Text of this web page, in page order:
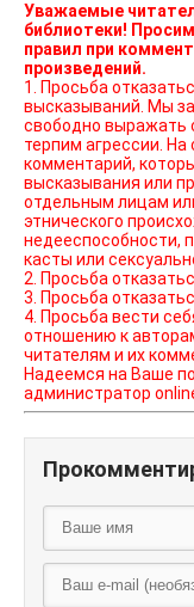
Уважаемые
библиотеки!
правил при
произведений.
1. Просьба
высказываний. Мы защищаем право наших читателей
свободно выражать
терпим агрессии.
комментарий,
высказывания или
отдельным лицам
этнического
недееспособности,
касты или
2. Просьба
3. Просьба
4. Просьба вести
отношению к
читателям и их
Надеемся на Ваше
администратор